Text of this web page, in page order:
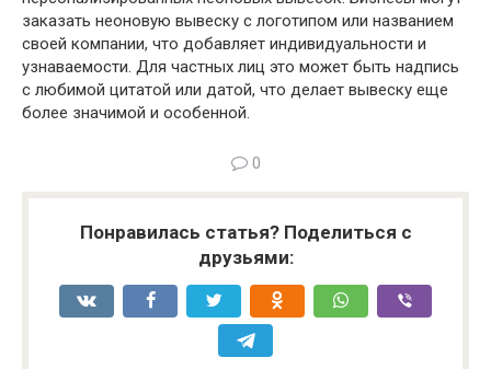
заказать неоновую вывеску с логотипом или названием
своей компании, что добавляет индивидуальности и
узнаваемости. Для частных лиц это может быть надпись
с любимой цитатой или датой, что делает вывеску еще
более значимой и особенной.
0
Понравилась статья? Поделиться с
друзьями: